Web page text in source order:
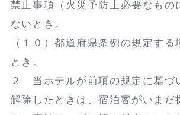
禁止事項（火災予防上必要なもの
ないとき。
（１０）都道府県条例の規定する
とき。
２ 当ホテルが前項の規定に基づ
解除したときは、宿泊客がいまだ